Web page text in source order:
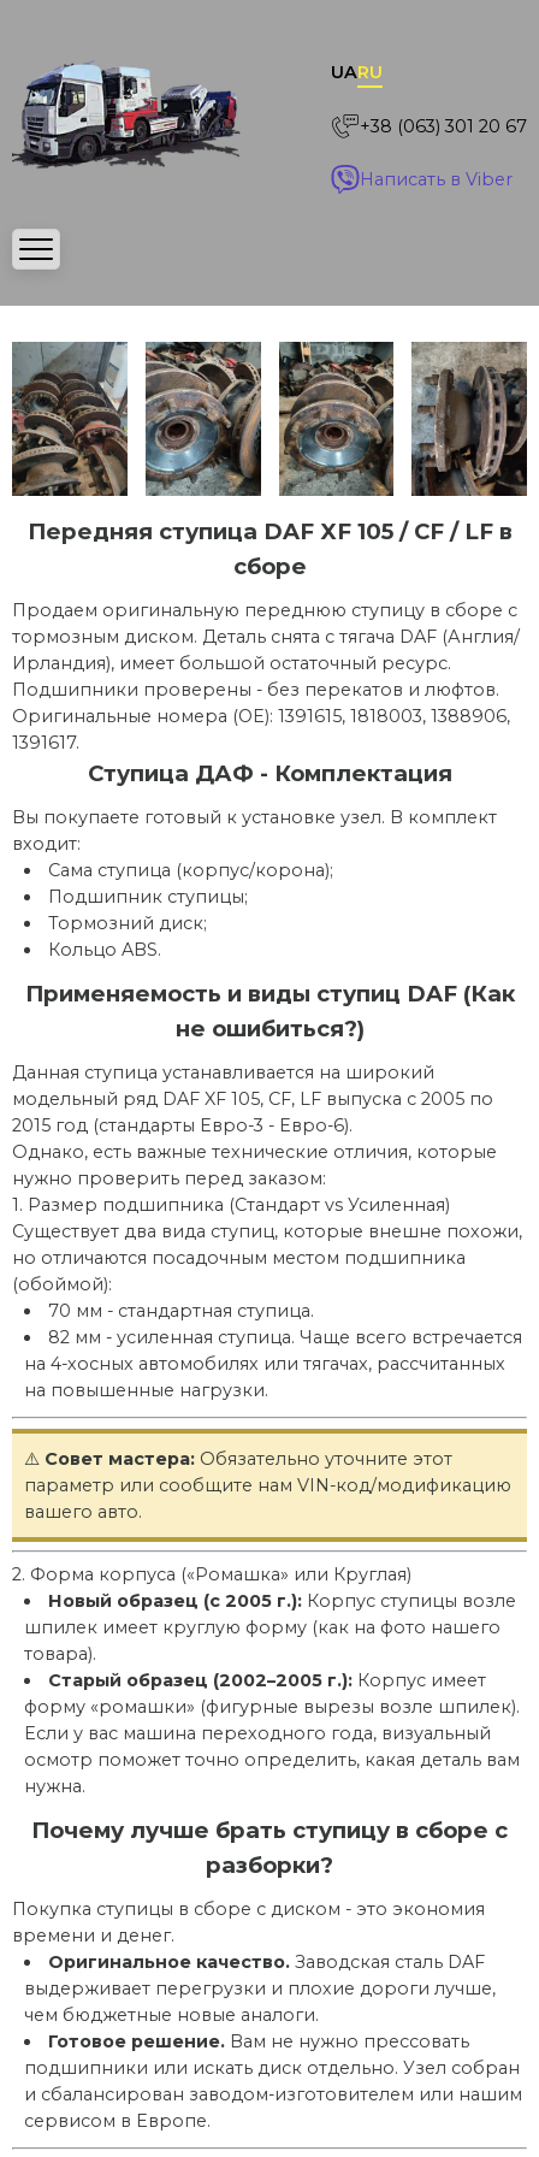
UARU
+38 (063) 301 20 67
Написать в Viber
Передняя ступица DAF XF 105 / CF / LF в
сборе
Продаем оригинальную переднюю ступицу в сборе с
тормозным диском. Деталь снята с тягача DAF (Англия/
Ирландия), имеет большой остаточный ресурс.
Подшипники проверены - без перекатов и люфтов.
Оригинальные номера (OE): 1391615, 1818003, 1388906,
1391617.
Ступица ДАФ - Комплектация
Вы покупаете готовый к установке узел. В комплект
входит:
Сама ступица (корпус/корона);
Подшипник ступицы;
Тормозний диск;
Кольцо ABS.
Применяемость и виды ступиц DAF (Как
не ошибиться?)
Данная ступица устанавливается на широкий
модельный ряд DAF XF 105, CF, LF выпуска с 2005 по
2015 год (стандарты Евро-3 - Евро-6).
Однако, есть важные технические отличия, которые
нужно проверить перед заказом:
1. Размер подшипника (Стандарт vs Усиленная)
Существует два вида ступиц, которые внешне похожи,
но отличаются посадочным местом подшипника
(обоймой):
70 мм - стандартная ступица.
82 мм - усиленная ступица. Чаще всего встречается
на 4-хосных автомобилях или тягачах, рассчитанных
на повышенные нагрузки.
⚠️ Совет мастера: Обязательно уточните этот
параметр или сообщите нам VIN-код/модификацию
вашего авто.
2. Форма корпуса («Ромашка» или Круглая)
Новый образец (с 2005 г.): Корпус ступицы возле
шпилек имеет круглую форму (как на фото нашего
товара).
Старый образец (2002–2005 г.): Корпус имеет
форму «ромашки» (фигурные вырезы возле шпилек).
Если у вас машина переходного года, визуальный
осмотр поможет точно определить, какая деталь вам
нужна.
Почему лучше брать ступицу в сборе с
разборки?
Покупка ступицы в сборе с диском - это экономия
времени и денег.
Оригинальное качество. Заводская сталь DAF
выдерживает перегрузки и плохие дороги лучше,
чем бюджетные новые аналоги.
Готовое решение. Вам не нужно прессовать
подшипники или искать диск отдельно. Узел собран
и сбалансирован заводом-изготовителем или нашим
сервисом в Европе.